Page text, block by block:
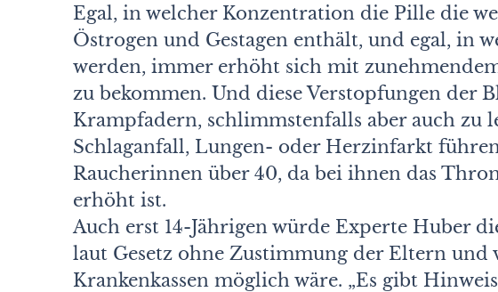
Egal, in welcher Konzentration die Pille die
Östrogen und Gestagen enthält, und egal, in
werden, immer erhöht sich mit
zu bekommen. Und diese Verstopfungen der
Krampfadern, schlimmstenfalls aber auch zu
Schlaganfall, Lungen- oder Herzinfarkt
Raucherinnen über 40, da bei ihnen das
erhöht ist.
Auch erst 14-Jährigen würde Experte Huber
laut Gesetz ohne Zustimmung der Eltern und
Krankenkassen möglich wäre. „Es gibt